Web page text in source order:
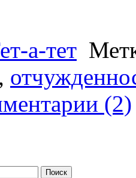
а-тет
,
(2)